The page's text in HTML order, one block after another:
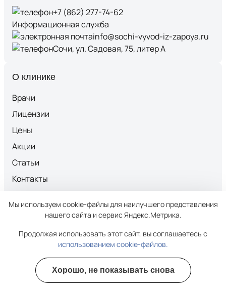
+7 (862) 277-74-62
Информационная служба
info@sochi-vyvod-iz-zapoya.ru
Сочи, ул. Садовая, 75, литер А
О клинике
Врачи
Лицензии
Цены
Акции
Статьи
Контакты
данных
Услуги
Лечение алкоголизма
Вывод из запоя
Полезные курсы
Мы используем cookie-файлы для наилучшего представления
нашего сайта и сервис Яндекс.Метрика.
Продолжая использовать этот сайт, вы соглашаетесь с
использованием cookie-файлов.
Хорошо, не показывать снова